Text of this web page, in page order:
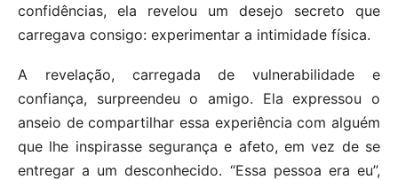
confidências, ela revelou um desejo secreto que
carregava consigo: experimentar a intimidade física.
A revelação, carregada de vulnerabilidade e
confiança, surpreendeu o amigo. Ela expressou o
anseio de compartilhar essa experiência com alguém
que lhe inspirasse segurança e afeto, em vez de se
entregar a um desconhecido. “Essa pessoa era eu”,